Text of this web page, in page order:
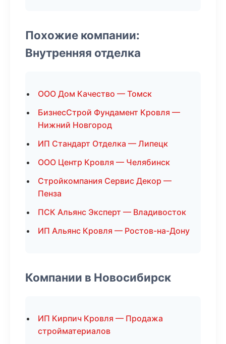
Похожие компании:
Внутренняя отделка
ООО Дом Качество — Томск
БизнесСтрой Фундамент Кровля —
Нижний Новгород
ИП Стандарт Отделка — Липецк
ООО Центр Кровля — Челябинск
Стройкомпания Сервис Декор —
Пенза
ПСК Альянс Эксперт — Владивосток
ИП Альянс Кровля — Ростов-на-Дону
Компании в Новосибирск
ИП Кирпич Кровля — Продажа
стройматериалов